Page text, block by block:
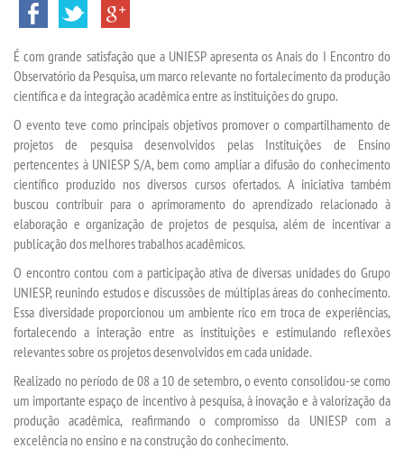
LICENCIATURAS
TECNOLÓGICOS
INSCREVA-SE
TRANSFERÊNCIA
MATRÍCULA
EDITAL
PUBLICAÇÕES
É com grande satisfação que a UNIESP apresenta osAnais do I Encontro do
Observatório da Pesquisa, um marco relevante no fortalecimento da produção
científica e da integração acadêmica entre as instituições do grupo.
O evento teve como principais objetivos promover o compartilhamento de
projetos de pesquisa desenvolvidos pelas Instituições de Ensino
pertencentes à UNIESP S/A, bem como ampliar a difusão do conhecimento
científico produzido nos diversos cursos ofertados. A iniciativa também
buscou contribuir para o aprimoramento do aprendizado relacionado à
elaboração e organização de projetos de pesquisa, além de incentivar a
publicação dos melhores trabalhos acadêmicos.
O encontro contou com a participação ativa de diversas unidades do Grupo
UNIESP, reunindo estudos e discussões de múltiplas áreas do conhecimento.
Essa diversidade proporcionou um ambiente rico em troca de experiências,
fortalecendo a interação entre as instituições e estimulando reflexões
relevantes sobre os projetos desenvolvidos em cada unidade.
Realizado no período de 08 a 10 de setembro, o evento consolidou-se como
um importante espaço de incentivo à pesquisa, à inovação e à valorização da
produção acadêmica, reafirmando o compromisso da UNIESP com a
excelência no ensino e na construção do conhecimento.